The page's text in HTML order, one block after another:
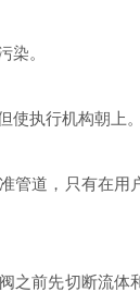
。
执行机构朝上。
道，只有在用
前先切断流体